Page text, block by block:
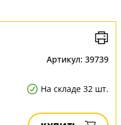
Артикул: 39739
На складе 32 шт.